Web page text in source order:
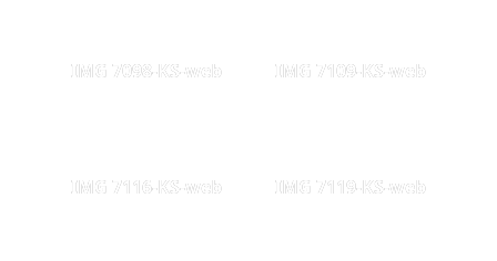
IMG 7098-KS-web IMG 7109-KS-web
IMG 7116-KS-web IMG 7119-KS-web